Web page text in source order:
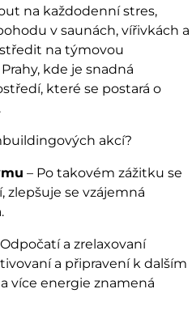
na každodenní stres,
v saunách, vířivkách a
na týmovou
kde je snadná
které se postará o
akcí?
– Po takovém zážitku se
zlepšuje se vzájemná
a zrelaxovaní
a připravení k dalším
více energie znamená